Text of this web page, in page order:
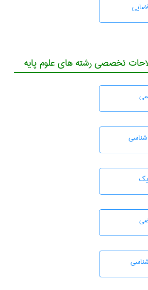
تخصصی رشته های علوم پایه